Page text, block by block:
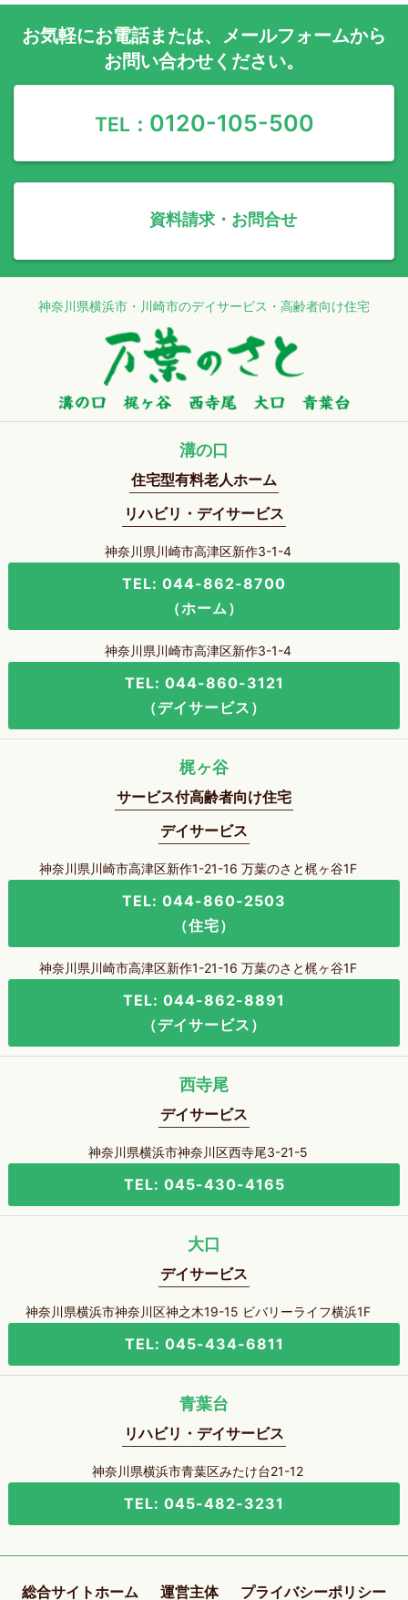
お気軽にお電話または、 メールフォームから
お問い合わせください。
TEL： 0120-105-500
資料請求・お問合せ
神奈川県横浜市・川崎市のデイサービス・高齢者向け住宅
溝の口
住宅型有料老人ホーム
リハビリ・デイサービス
神奈川県川崎市高津区新作3-1-4
TEL: 044-862-8700
（ホーム）
神奈川県川崎市高津区新作3-1-4
TEL: 044-860-3121
（デイサービス）
梶ヶ谷
サービス付高齢者向け住宅
デイサービス
神奈川県川崎市高津区新作1-21-16 万葉のさと梶ヶ谷1F
TEL: 044-860-2503
（住宅）
神奈川県川崎市高津区新作1-21-16 万葉のさと梶ヶ谷1F
TEL: 044-862-8891
（デイサービス）
西寺尾
デイサービス
神奈川県横浜市神奈川区西寺尾3-21-5
TEL: 045-430-4165
大口
デイサービス
神奈川県横浜市神奈川区神之木19-15 ビバリーライフ横浜1F
TEL: 045-434-6811
青葉台
リハビリ・デイサービス
神奈川県横浜市青葉区みたけ台21-12
TEL: 045-482-3231
総合サイトホーム 運営主体 プライバシーポリシー